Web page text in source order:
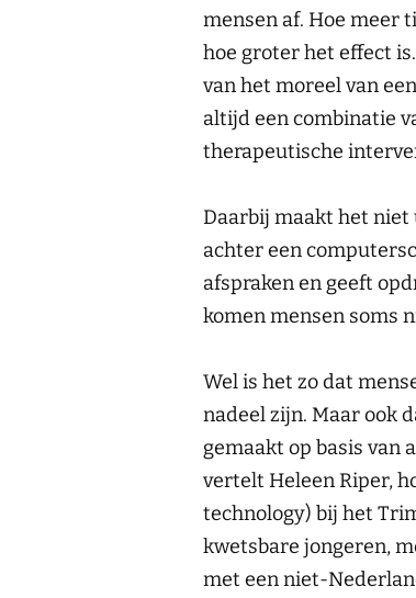
mensen af. Hoe meer
hoe groter het effect
van het moreel van
altijd een combinatie
therapeutische
Daarbij maakt het niet
achter een
afspraken en geeft
komen mensen soms
Wel is het zo dat
nadeel zijn. Maar ook
gemaakt op basis van
vertelt Heleen Riper,
technology) bij het
kwetsbare jongeren,
met een niet-